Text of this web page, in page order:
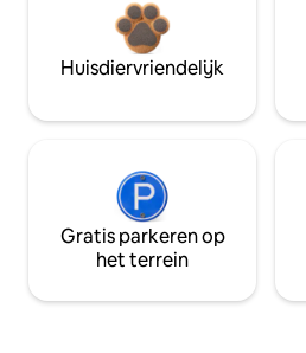
Huisdiervriendelijk
Gratis parkeren op
het terrein